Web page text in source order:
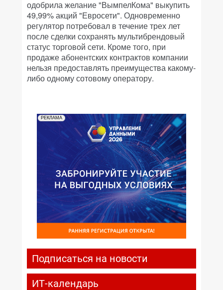
одобрила желание "ВымпелКома" выкупить
49,99% акций "Евросети". Одновременно
регулятор потребовал в течение трех лет
после сделки сохранять мультибрендовый
статус торговой сети. Кроме того, при
продаже абонентских контрактов компании
нельзя предоставлять преимущества какому-
либо одному сотовому оператору.
РЕКЛАМА
Подписаться на новости
ИТ-календарь